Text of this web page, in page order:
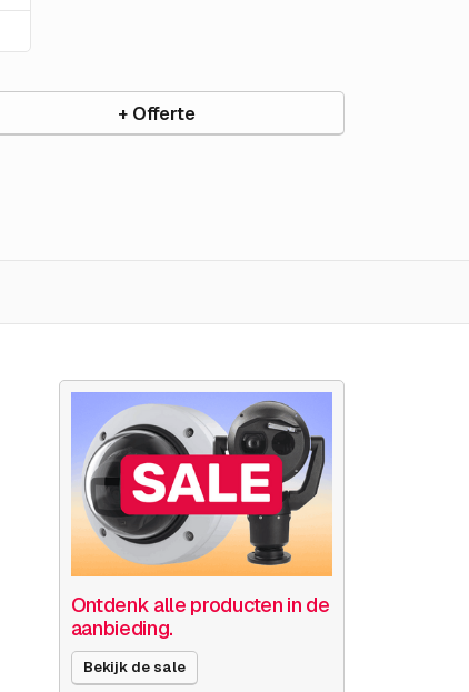
+ Offerte
Ontdenk alle producten in de
aanbieding.
Bekijk de sale